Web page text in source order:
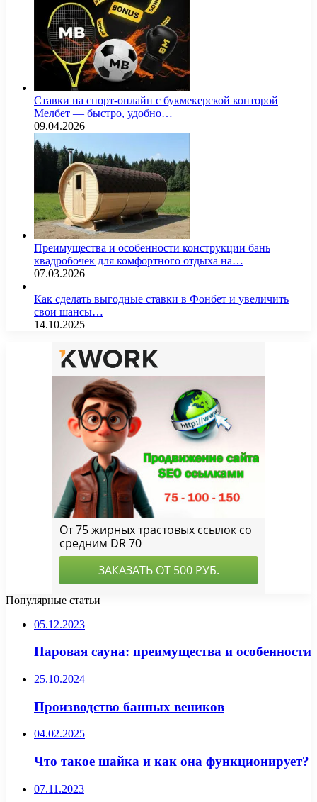
Ставки на спорт-онлайн с букмекерской конторой
Мелбет — быстро, удобно…
09.04.2026
Преимущества и особенности конструкции бань
квадробочек для комфортного отдыха на…
07.03.2026
Как сделать выгодные ставки в Фонбет и увеличить
свои шансы…
14.10.2025
Популярные статьи
05.12.2023
Паровая сауна: преимущества и особенности
25.10.2024
Производство банных веников
04.02.2025
Что такое шайка и как она функционирует?
07.11.2023